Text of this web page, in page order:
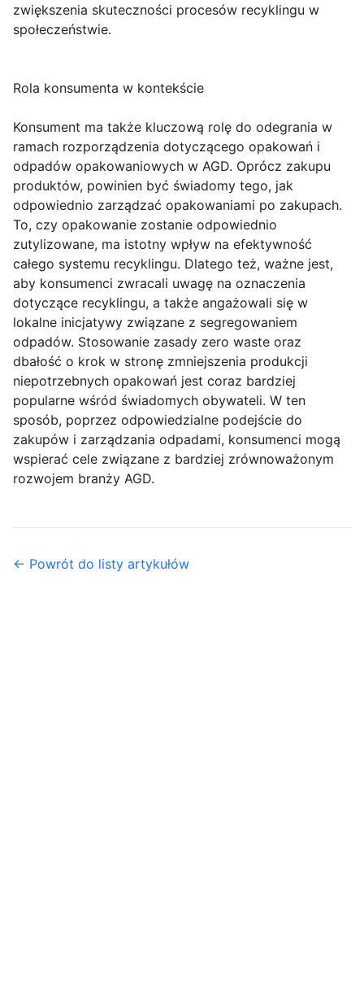
zwiększenia skuteczności procesów recyklingu w
społeczeństwie.
Rola konsumenta w kontekście
Konsument ma także kluczową rolę do odegrania w
ramach rozporządzenia dotyczącego opakowań i
odpadów opakowaniowych w AGD. Oprócz zakupu
produktów, powinien być świadomy tego, jak
odpowiednio zarządzać opakowaniami po zakupach.
To, czy opakowanie zostanie odpowiednio
zutylizowane, ma istotny wpływ na efektywność
całego systemu recyklingu. Dlatego też, ważne jest,
aby konsumenci zwracali uwagę na oznaczenia
dotyczące recyklingu, a także angażowali się w
lokalne inicjatywy związane z segregowaniem
odpadów. Stosowanie zasady zero waste oraz
dbałość o krok w stronę zmniejszenia produkcji
niepotrzebnych opakowań jest coraz bardziej
popularne wśród świadomych obywateli. W ten
sposób, poprzez odpowiedzialne podejście do
zakupów i zarządzania odpadami, konsumenci mogą
wspierać cele związane z bardziej zrównoważonym
rozwojem branży AGD.
← Powrót do listy artykułów